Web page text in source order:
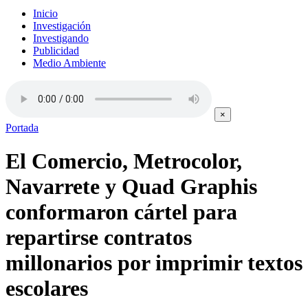
Inicio
Investigación
Investigando
Publicidad
Medio Ambiente
×
Portada
El Comercio, Metrocolor,
Navarrete y Quad Graphis
conformaron cártel para
repartirse contratos
millonarios por imprimir textos
escolares